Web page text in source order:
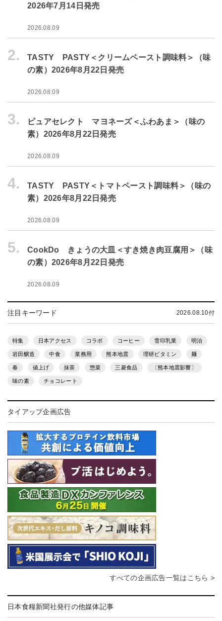
2026年7月14日発売
2026.08.09
2.
TASTY PASTY＜クリームペースト調味料＞（味
の素）2026年8月22日発売
2026.08.09
3.
ピュアセレクト マヨネーズ＜ふわあま＞（味の
素）2026年8月22日発売
2026.08.09
4.
TASTY PASTY＜トマトペースト調味料＞（味の
素）2026年8月22日発売
2026.08.09
5.
CookDo きょうの大皿＜すき焼き肉豆腐用＞（味
の素）2026年8月22日発売
2026.08.09
注目キーワード 2026.08.10付
特集 日本アクセス コラボ コーヒー 雪印乳業 明治
岩田醸造 中食 業務用 熊本地震 理研ビタミン 麺
春 値上げ 抹茶 惣菜 三菱食品 〔熊本地震影響〕
味の素 チョコレート
タイアップ企画広告
すべての企画広告一覧はこちら >
日本食糧新聞社発行の他媒体記事